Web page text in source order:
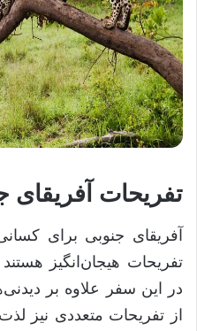
تفریحات آفریقای
آفریقای جنوبی برای
تفریحات هیجان‌انگیز
در این سفر علاوه بر
از تفریحات متعددی نیز